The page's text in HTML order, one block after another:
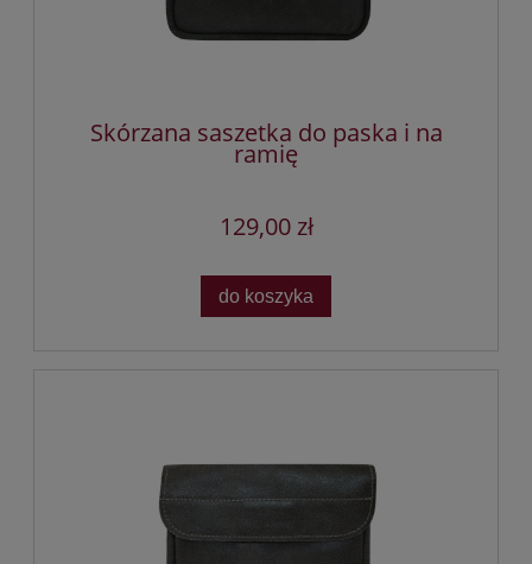
Skórzana saszetka do paska i na
ramię
129,00 zł
do koszyka